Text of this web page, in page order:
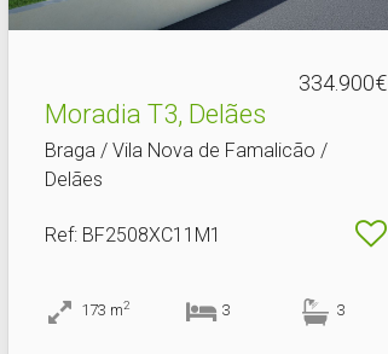
334.900€
Moradia T3, Delães
Braga / Vila Nova de Famalicão /
Delães
Ref: BF2508XC11M1
173 m2 3 3